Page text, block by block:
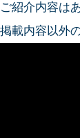
ご紹介内容は
掲載内容以外